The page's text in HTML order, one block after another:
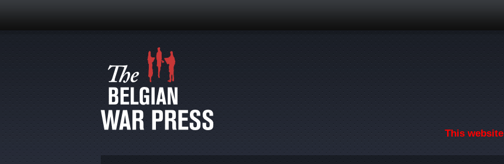
This website